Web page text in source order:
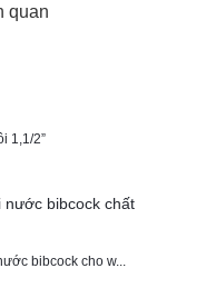
quan
1,1/2”
bibcock cho w...